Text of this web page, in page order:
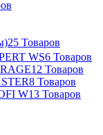
25 Товаров
WS6 Товаров
12 Товаров
8 Товаров
W13 Товаров